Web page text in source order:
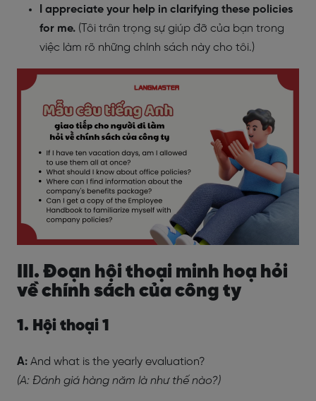
I appreciate your help in clarifying these policies
for me. (Tôi trân trọng sự giúp đỡ của bạn trong
việc làm rõ những chính sách này cho tôi.)
III. Đoạn hội thoại minh hoạ hỏi
về chính sách của công ty
1. Hội thoại 1
A: And what is the yearly evaluation?
(A: Đánh giá hàng năm là như thế nào?)